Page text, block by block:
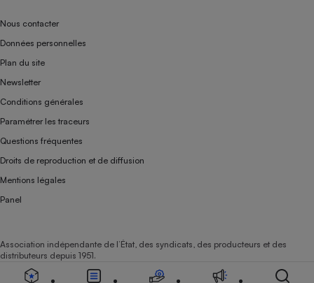
Nous contacter
Données personnelles
Plan du site
Newsletter
Conditions générales
Paramétrer les traceurs
Questions fréquentes
Droits de reproduction et de diffusion
Mentions légales
Panel
Association indépendante de l’État, des syndicats, des producteurs et des
distributeurs depuis 1951.